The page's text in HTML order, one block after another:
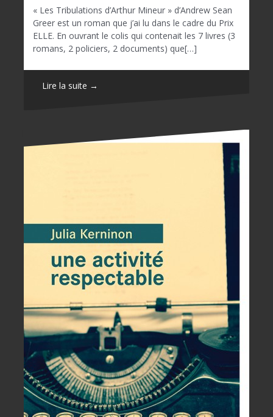
« Les Tribulations d’Arthur Mineur » d’Andrew Sean
Greer est un roman que j’ai lu dans le cadre du Prix
ELLE. En ouvrant le colis qui contenait les 7 livres (3
romans, 2 policiers, 2 documents) que[…]
Lire la suite →